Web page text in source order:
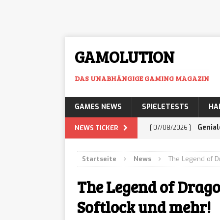
GAMOLUTION
DAS UNABHÄNGIGE GAMING MAGAZIN
GAMES NEWS SPIELETESTS
NEWS TICKER [ 07/08/2026 ]
Adventure lässt
[ 07/08/2026 ] GTA
Startseite News The Legend of
The Legend of
Softlock und mehr!